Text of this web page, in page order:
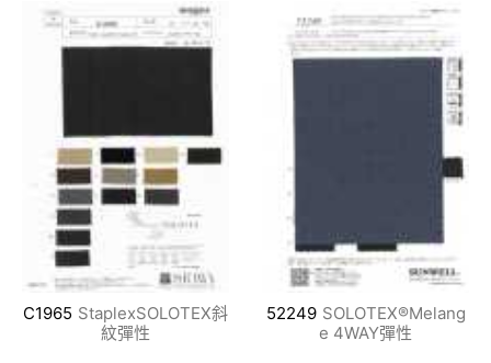
C1965 StaplexSOLOTEX斜
紋彈性
52249 SOLOTEX®Melang
e 4WAY彈性